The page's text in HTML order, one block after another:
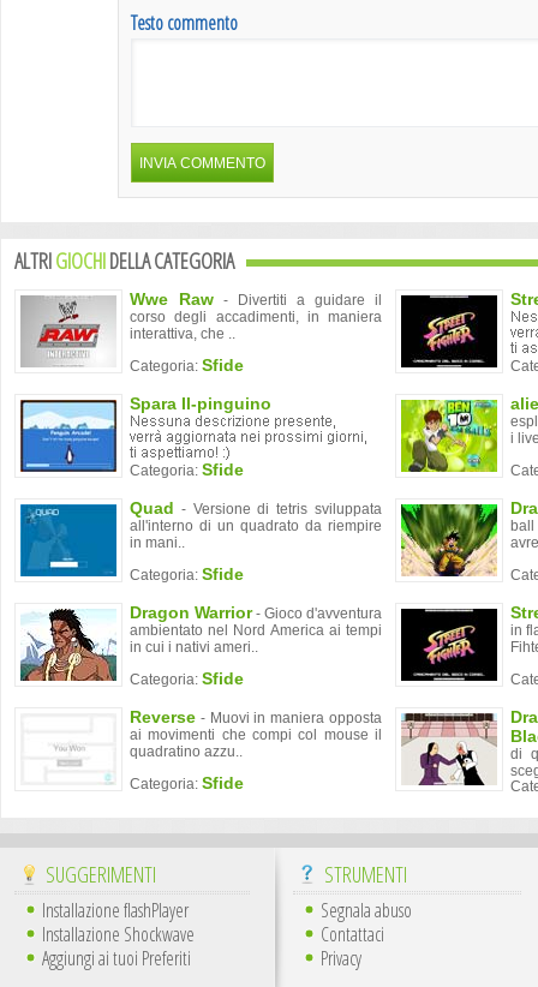
Testo commento
ALTRIGIOCHIDELLA CATEGORIA
Wwe Raw - Divertiti a guidare il
corso degli accadimenti, in maniera
interattiva, che ..
Categoria: Sfide
Spara Il-pinguino
Categoria: Sfide
i
Quad - Versione di tetris sviluppata
all'interno di un quadrato da riempire
in mani..
Categoria: Sfide
Dragon Warrior- Gioco d'avventura
ambientato nel Nord America ai tempi
in cui i nativi ameri..
Categoria: Sfide
in
Reverse - Muovi in maniera opposta
ai movimenti che compi col mouse il
quadratino azzu..
Categoria: Sfide
di
SUGGERIMENTI
Installazione flashPlayer
Installazione Shockwave
Aggiungi ai tuoi Preferiti
STRUMENTI
Segnala abuso
Contattaci
Privacy